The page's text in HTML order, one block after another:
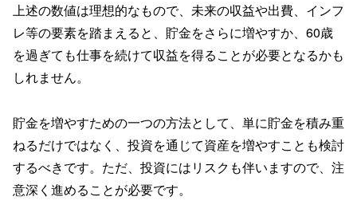
上述の数値は理想的なもので、未来の収益や出費、インフ
レ等の要素を踏まえると、貯金をさらに増やすか、60歳
を過ぎても仕事を続けて収益を得ることが必要となるかも
しれません。
貯金を増やすための一つの方法として、単に貯金を積み重
ねるだけではなく、投資を通じて資産を増やすことも検討
するべきです。ただ、投資にはリスクも伴いますので、注
意深く進めることが必要です。